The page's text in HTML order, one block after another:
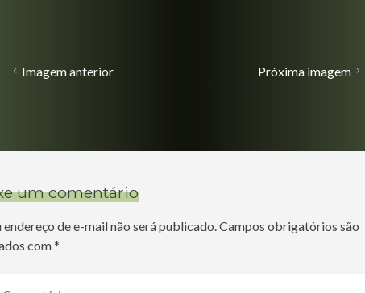
Imagem anterior Próxima imagem
um comentário
endereço de e-mail não será publicado. Campos obrigatórios são
com*